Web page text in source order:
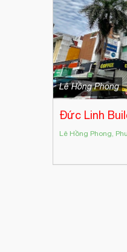
Lê Hồng Phong
Đức Linh
Lê Hồng Phong,